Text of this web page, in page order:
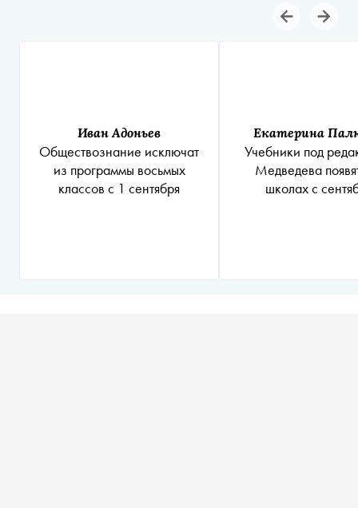
Иван Адоньев
Обществознание исключат
из программы восьмых
классов с 1 сентября
Екатерина
Учебники под
Медведева
школах с